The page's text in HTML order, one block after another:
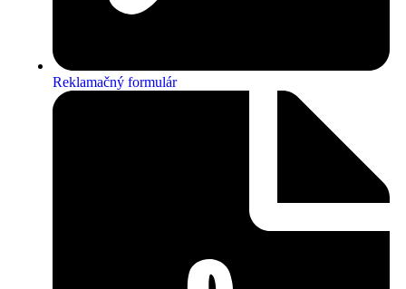
Reklamačný formulár